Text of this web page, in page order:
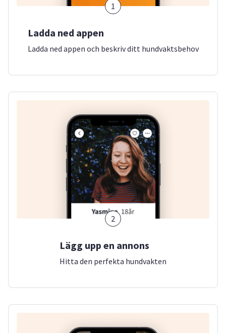
1
Ladda ned appen
Ladda ned appen och beskriv ditt hundvaktsbehov
2
Lägg upp en annons
Hitta den perfekta hundvakten